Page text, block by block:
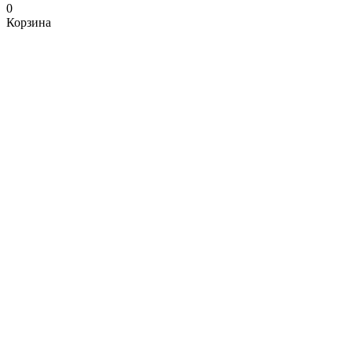
0
Корзина